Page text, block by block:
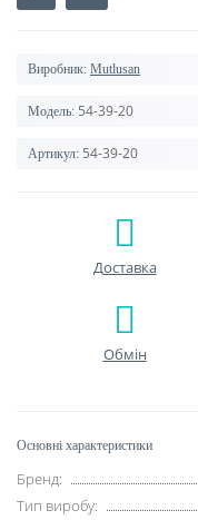
Виробник: Mutlusan
Модель: 54-39-20
Артикул: 54-39-20
Доставка
Обмін
Основні характеристики
Бренд:
Тип виробу: